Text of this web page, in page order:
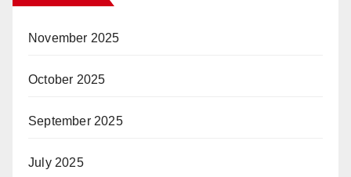
November 2025
October 2025
September 2025
July 2025